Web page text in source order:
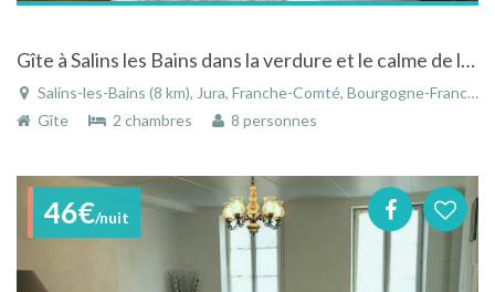
Gîte à Salins les Bains dans la verdure et le calme de la campagne dans le Jura
Salins-les-Bains (8 km), Jura, Franche-Comté, Bourgogne-Franche-Comté, France
Gîte
2 chambres 8 personnes
46€/nuit